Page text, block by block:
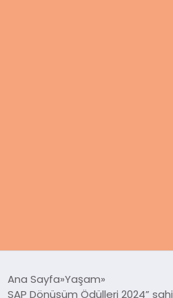
Ana Sayfa Yaşam
SAP Dönüşüm Ödülleri 2024”